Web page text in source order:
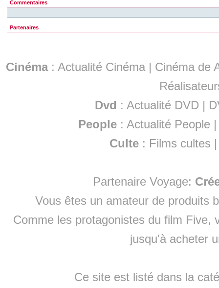
Commentaires
Partenaires
Cinéma: Actualité Cinéma | Cinéma de
Dvd : Actualité DVD |
People :Actualité People
Culte : Films cultes
Partenaire Voyage:
Vous êtes un amateur de produits
Comme les protagonistes du film Five,
jusqu'à acheter
Ce site est listé dans la